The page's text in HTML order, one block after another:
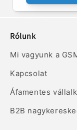
Rólunk
Mi vagyunk a
Kapcsolat
Áfamentes
B2B